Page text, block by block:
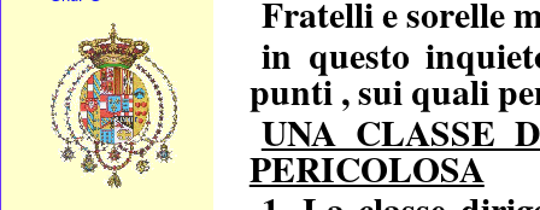
Fratelli e sorelle
in questo
punti , sui quali
UNA CLASSE
PERICOLOSA